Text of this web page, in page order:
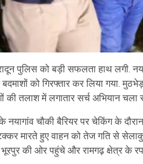
पुलिस को बड़ी सफलता हाथ लगी.
बदमाशों को गिरफ्तार कर लिया गया.
की तलाश में लगातार सर्च अभियान चला
चौकी बैरियर पर चेकिंग के
मारते हुए वाहन को तेज गति से
की ओर पहुंचे और रामगढ़ क्षेत्र के